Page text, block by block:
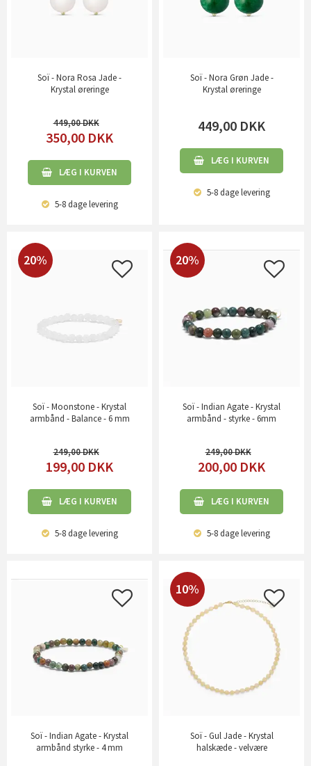
Soï - Nora Rosa Jade -
Krystal øreringe
449,00
350,00 DKK
LÆG I KURVEN
5-8 dagelevering
Soï - Nora Grøn Jade -
Krystal øreringe
449,00 DKK
LÆG I KURVEN
5-8 dagelevering
20%
Soï - Moonstone - Krystal
armbånd - Balance - 6 mm
249,00
199,00 DKK
LÆG I KURVEN
5-8 dagelevering
20%
Soï - Indian Agate - Krystal
armbånd - styrke - 6mm
249,00
200,00 DKK
LÆG I KURVEN
5-8 dagelevering
Soï - Indian Agate - Krystal
armbånd styrke - 4 mm
10%
Soï - Gul Jade - Krystal
halskæde - velvære